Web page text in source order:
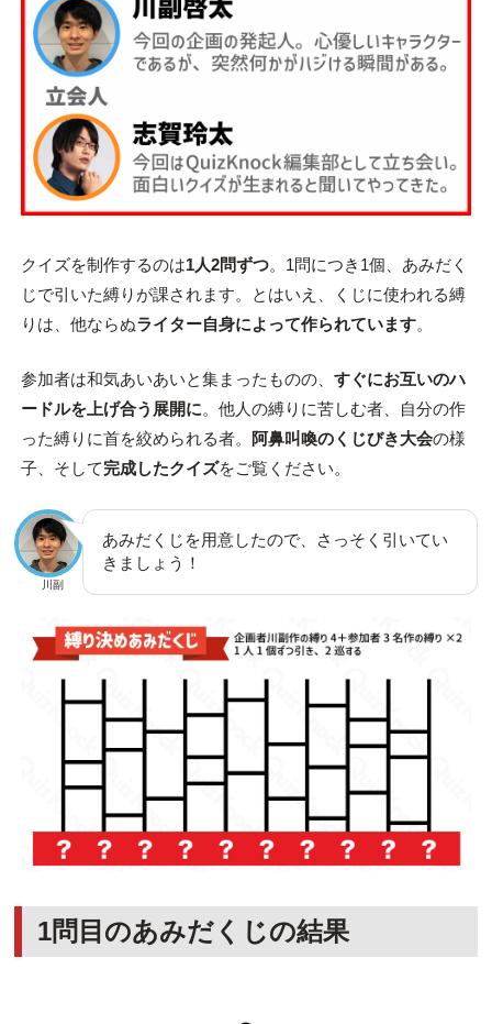
クイズを制作するのは1人2問ずつ。1問につき1個、あみだく
じで引いた縛りが課されます。とはいえ、くじに使われる縛
りは、他ならぬライター自身によって作られています。
参加者は和気あいあいと集まったものの、 すぐにお互いのハ
ードルを上げ合う展開に。他人の縛りに苦しむ者、自分の作
った縛りに首を絞められる者。
阿鼻叫喚のくじびき大会の様
子、そして完成したクイズをご覧ください。
川副
あみだくじを用意したので、さっそく引いてい
きましょう！
1問目のあみだくじの結果